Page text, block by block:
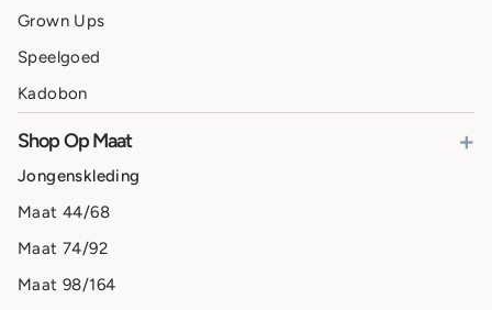
Grown Ups
Speelgoed
Kadobon
Shop Op Maat +
Jongenskleding
Maat 44/68
Maat 74/92
Maat 98/164